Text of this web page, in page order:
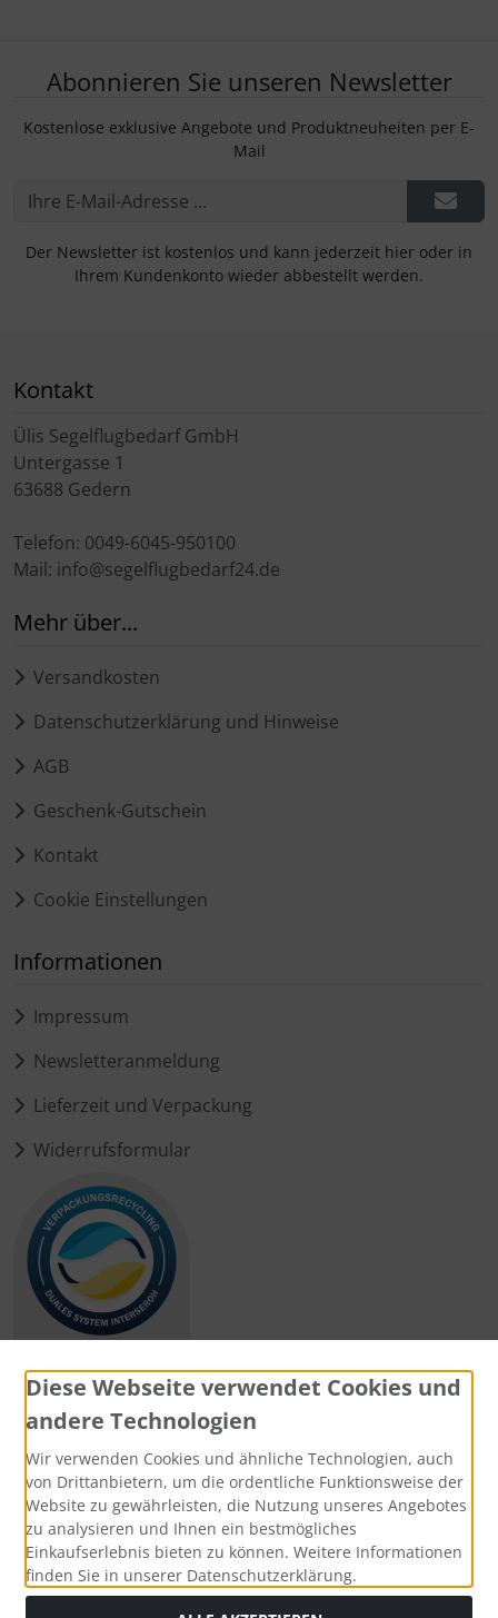
Abonnieren Sie unseren Newsletter
Kostenlose exklusive Angebote und Produktneuheiten per E-
Mail
Der Newsletter ist kostenlos und kann jederzeit hier oder in
Ihrem Kundenkonto wieder abbestellt werden.
Kontakt
Ülis Segelflugbedarf GmbH
Untergasse 1
63688 Gedern
Telefon: 0049-6045-950100
Mail: info@segelflugbedarf24.de
Mehr über...
Versandkosten
Datenschutzerklärung und Hinweise
AGB
Geschenk-Gutschein
Kontakt
Cookie Einstellungen
Informationen
Impressum
Newsletteranmeldung
Lieferzeit und Verpackung
Widerrufsformular
Zahlungsmethoden
Social Media
Diese Webseite verwendet Cookies und
andere Technologien
Wir verwenden Cookies und ähnliche Technologien, auch
von Drittanbietern, um die ordentliche Funktionsweise der
Website zu gewährleisten, die Nutzung unseres Angebotes
zu analysieren und Ihnen ein bestmögliches
Einkaufserlebnis bieten zu können. Weitere Informationen
finden Sie in unserer Datenschutzerklärung.